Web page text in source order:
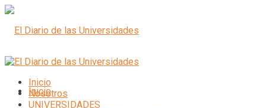
Inicio
Inicio
Nosotros
UNIVERSIDADES